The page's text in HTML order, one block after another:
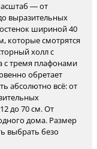
— от
выразительных
шириной 40
которые смотрятся
холл с
тремя плафонами
обретает
абсолютно всё: от
до 70 см. От
дома. Размер
выбрать безо